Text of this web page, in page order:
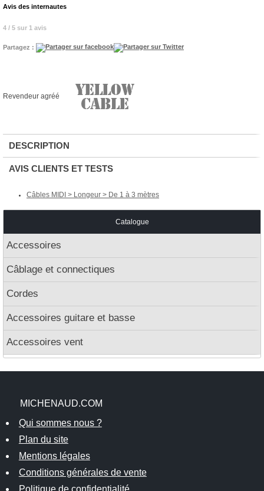
Avis des internautes
4 / 5 sur 1 avis
Partagez :
Revendeur agréé
DESCRIPTION
AVIS CLIENTS ET TESTS
Câbles MIDI > Longeur > De 1 à 3 mètres
Catalogue
Accessoires
Câblage et connectiques
Cordes
Accessoires guitare et basse
Accessoires vent
MICHENAUD.COM
Qui sommes nous ?
Plan du site
Mentions légales
Conditions générales de vente
Politique de confidentialité